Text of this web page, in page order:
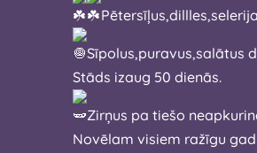
Sīpolus,puravus,salātus
Stāds izaug 50 dienās.
Zirņus pa tiešo
Novēlam visiem ražīgu